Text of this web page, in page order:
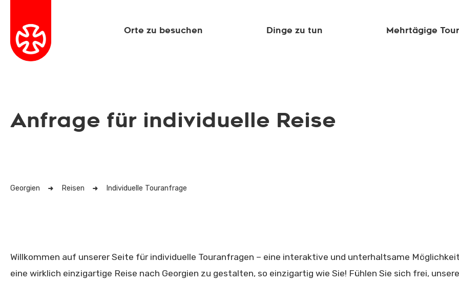
Orte zu besuchen Dinge zu tun Mehrtägige
Anfrage für individuelle Reise
Georgien Reisen Individuelle Touranfrage
Willkommen auf unserer Seite für individuelle Touranfragen – eine interaktive und unterhaltsame
eine wirklich einzigartige Reise nach Georgien zu gestalten, so einzigartig wie Sie! Fühlen Sie sich frei, unsere